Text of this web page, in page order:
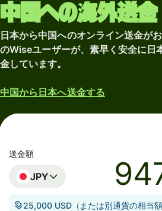
中国への海外送金
日本から中国へのオンライン送金が
のWiseユーザーが、素早く安全に日
金しています。
中国から日本へ送金する
送金額
JPY
25,000 USD（または別通貨の相当